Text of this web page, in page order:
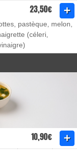
23,50€
pastèque, melon,
(céleri,
10,90€